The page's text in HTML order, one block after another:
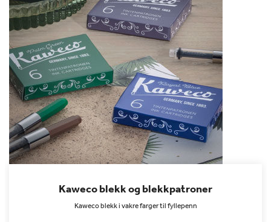
Kaweco blekk og blekkpatroner
Kaweco blekk i vakre farger til fyllepenn